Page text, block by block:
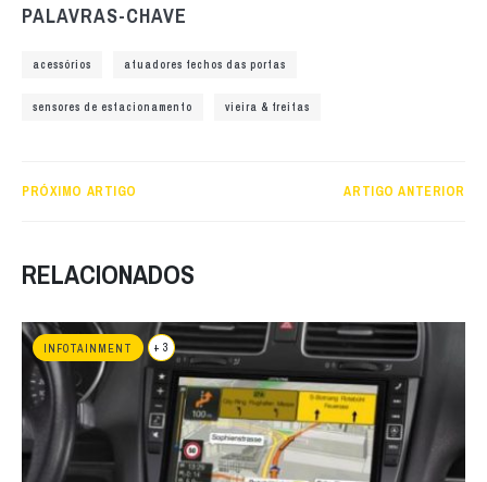
PALAVRAS-CHAVE
acessórios atuadores fechos das portas
sensores de estacionamento vieira & freitas
PRÓXIMO ARTIGO ARTIGO ANTERIOR
RELACIONADOS
INFOTAINMENT + 3